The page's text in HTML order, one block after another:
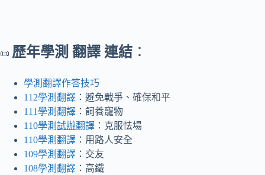
📜 歷年學測 翻譯 連結 ：
學測翻譯作答技巧
112學測翻譯 ：避免戰爭、確保和平
111學測翻譯 ：飼養寵物
110學測 試辦翻譯 ：克服怯場
110學測翻譯 ：用路人安全
109學測翻譯 ：交友
108學測翻譯 ：高鐵